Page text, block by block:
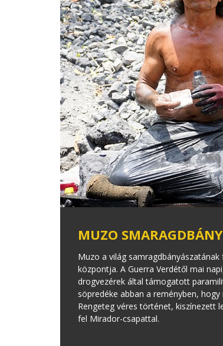
MUZO
Muzo a világ
központja. A Guerra Verdétől mai
drogvezérek által támogatott
söpredéke abban a reményben,
Rengeteg véres történet, kiszínezett
fel Mirador-csapattal.